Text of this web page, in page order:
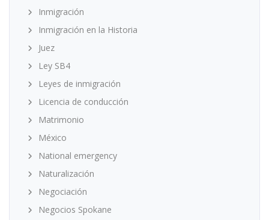
Inmigración
Inmigración en la Historia
Juez
Ley SB4
Leyes de inmigración
Licencia de conducción
Matrimonio
México
National emergency
Naturalización
Negociación
Negocios Spokane